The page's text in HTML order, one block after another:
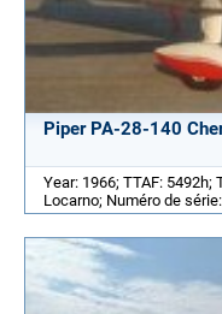
Piper PA-28-140
Year: 1966; TTAF:
Locarno; Numéro de